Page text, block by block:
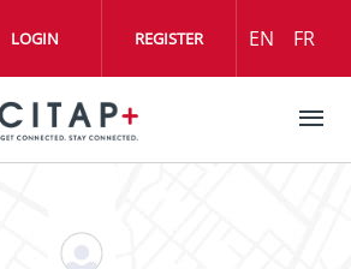
social media on linkedin
LOGIN REGISTER EN FR